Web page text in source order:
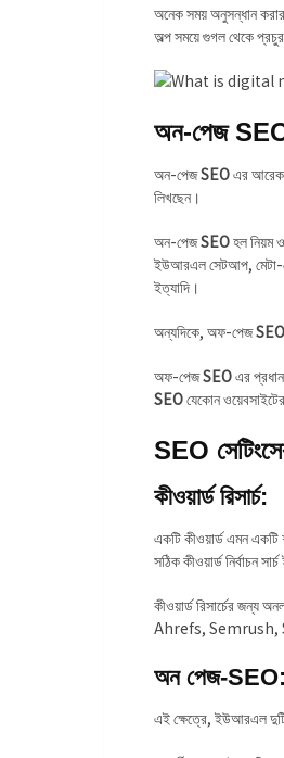
অনেক সময় অনুসন্ধান
অল্প সময়ে গুগল থেকে
অন-পেজ
অন-পেজSEOএর
লিখছেন।
অন-পেজSEOহল নিয়ম
ইউআরএল সেটআপ, মেটা-
ইত্যাদি।
অন্যদিকে, অফ-পেজSEO
অফ-পেজSEOএর
SEOযেকোন
SEO
কীওয়ার্ড রিসার্চ:
একটি কীওয়ার্ড এমন একটি
সঠিক কীওয়ার্ড নির্বাচন
কীওয়ার্ড রিসার্চের
Ahrefs, Semrush,
অন পেজ-SEO:
এই ক্ষেত্রে, ইউআরএল